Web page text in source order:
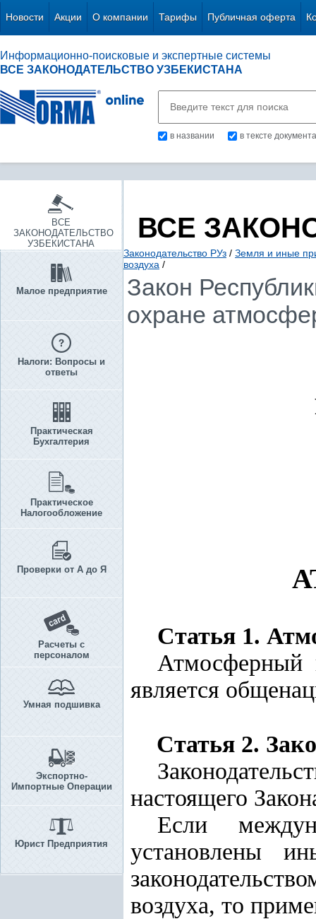
Новости Акции О компании Тарифы Публичная оферта
Информационно-поисковые и экспертные системы
ВСЕ ЗАКОНОДАТЕЛЬСТВО УЗБЕКИСТАНА
в названии в тексте документа
ВСЕ
ЗАКОНОДАТЕЛЬСТВО
УЗБЕКИСТАНА
Малое предприятие
Налоги: Вопросы и
ответы
Практическая
Бухгалтерия
Практическое
Налогообложение
Проверки от А до Я
Расчеты с
персоналом
Умная подшивка
Экспортно-
Импортные Операции
Юрист Предприятия
ВСЕ
Законодательство РУз / Земля и иные
воздуха /
Закон
охране
Статья 1.
Атмосферный
является
Статья 2.
настоящего
Если
установлены
воздуха, то